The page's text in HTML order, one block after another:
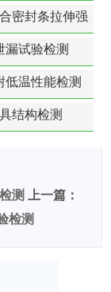
密封条拉伸强
料材料检测
漏试验检测
低温性能检测
结构检测
测
上一篇：
检测